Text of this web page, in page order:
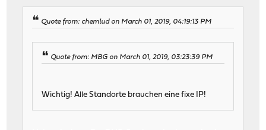
Quote from: chemlud on March 01, 2019, 04:19:13 PM
Quote from: MBG on March 01, 2019, 03:23:39 PM
Wichtig! Alle Standorte brauchen eine fixe IP!